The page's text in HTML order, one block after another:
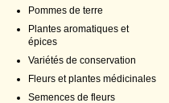
Pommes de terre
Plantes aromatiques et
épices
Variétés de conservation
Fleurs et plantes médicinales
Semences de fleurs